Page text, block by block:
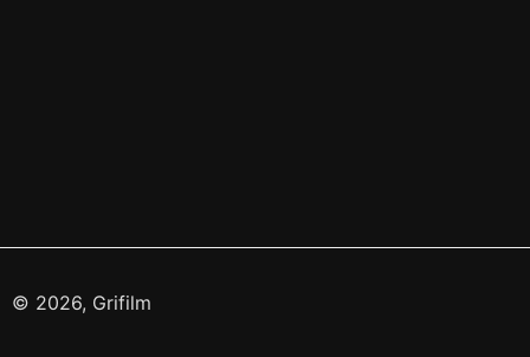
© 2026, Grifilm